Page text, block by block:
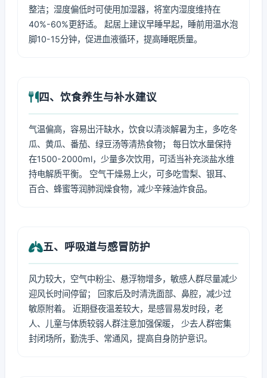
整洁；湿度偏低时可使用加湿器，将室内湿度维持在
40%-60%更舒适。 起居上建议早睡早起，睡前用温水泡
脚10-15分钟，促进血液循环，提高睡眠质量。
四、饮食养生与补水建议
气温偏高，容易出汗缺水，饮食以清淡解暑为主，多吃冬
瓜、黄瓜、番茄、绿豆汤等清热食物； 每日饮水量保持
在1500-2000ml，少量多次饮用，可适当补充淡盐水维
持电解质平衡。 空气干燥易上火，可多吃雪梨、银耳、
百合、蜂蜜等润肺润燥食物，减少辛辣油炸食品。
五、呼吸道与感冒防护
风力较大，空气中粉尘、悬浮物增多，敏感人群尽量减少
迎风长时间停留； 回家后及时清洗面部、鼻腔，减少过
敏原附着。 近期昼夜温差较大，是感冒易发时段，老
人、儿童与体质较弱人群注意加强保暖， 少去人群密集
封闭场所，勤洗手、常通风，提高自身防护意识。